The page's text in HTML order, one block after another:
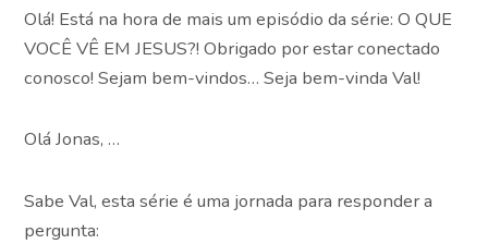
Olá! Está na hora de mais um episódio da série: O QUE
VOCÊ VÊ EM JESUS?! Obrigado por estar conectado
conosco! Sejam bem-vindos… Seja bem-vinda Val!
Olá Jonas, …
Sabe Val, esta série é uma jornada para responder a
pergunta: